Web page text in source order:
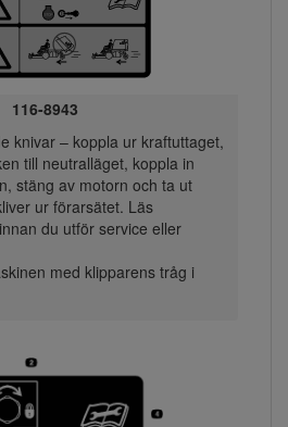
116-8943
knivar – koppla ur kraftuttaget,
till neutralläget, koppla in
stäng av motorn och ta ut
ur förarsätet. Läs
du utför service eller
med klipparens tråg i